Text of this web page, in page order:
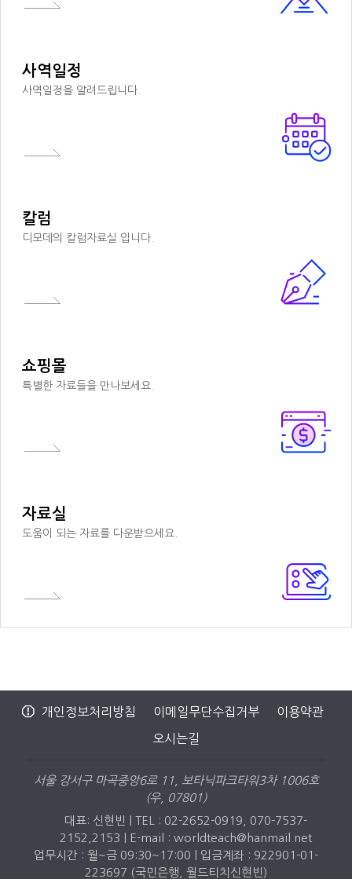
사역일정
사역일정을 알려드립니다.
칼럼
디모데의 칼럼자료실 입니다.
쇼핑몰
특별한 자료들을 만나보세요.
자료실
도움이 되는 자료를 다운받으세요.
개인정보처리방침 이메일무단수집거부 이용약관
오시는길
서울 강서구 마곡중앙6로 11, 보타닉파크타워3차 1006호
(우, 07801)
대표: 신현빈 | TEL : 02-2652-0919, 070-7537-
2152,2153 |
E-mail : worldteach@hanmail.net
업무시간 : 월~금 09:30~17:00 | 입금계좌 : 922901-01-
223697 (국민은행, 월드티치신현빈)